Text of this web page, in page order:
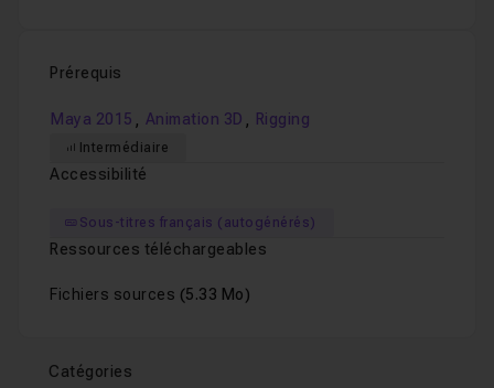
Prérequis
Maya 2015 , Animation 3D , Rigging
Intermédiaire
Accessibilité
Sous-titres français (autogénérés)
Ressources téléchargeables
Fichiers sources (5.33 Mo)
Catégories